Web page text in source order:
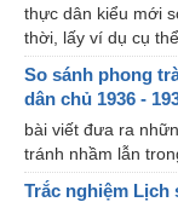
thực dân kiểu mới
thời, lấy ví dụ cụ
So sánh phong
dân chủ 1936 -
bài viết đưa ra
tránh nhầm lẫn
Trắc nghiệm Lịch